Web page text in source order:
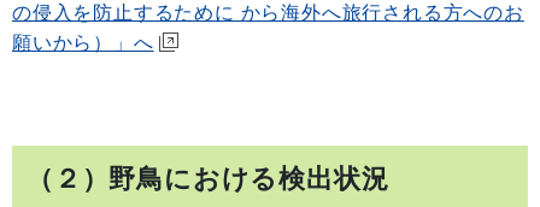
の侵入を防止するために から海外へ旅行される方へのお
願いから）」へ
（２）野鳥における検出状況